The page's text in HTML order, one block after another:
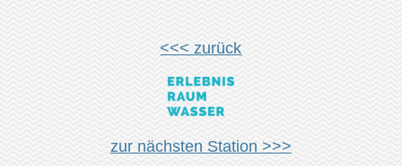
<<< zurück
zur nächsten Station >>>